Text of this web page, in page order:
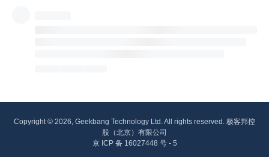
Copyright © 2026, Geekbang Technology Ltd. All rights reserved. 极客邦控
股（北京）有限公司
京 ICP 备 16027448 号 - 5